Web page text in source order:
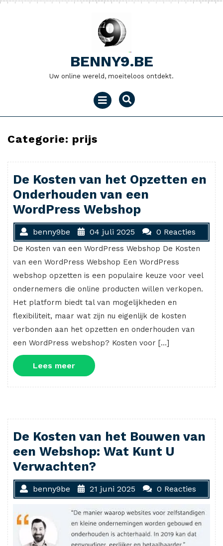
Naar
BENNY9.BE
Uw online wereld, moeiteloos ontdekt.
Menu
openen
Categorie: prijs
De Kosten van het Opzetten en
Onderhouden van een
WordPress Webshop
benny9be 04 juli 2025 0 Reacties
De Kosten van een WordPress Webshop De Kosten
van een WordPress Webshop Een WordPress
webshop opzetten is een populaire keuze voor veel
ondernemers die online producten willen verkopen.
Het platform biedt tal van mogelijkheden en
flexibiliteit, maar wat zijn nu eigenlijk de kosten
verbonden aan het opzetten en onderhouden van
een WordPress webshop? Kosten voor […]
Lees meerLees
meer
De Kosten van het Bouwen van
een Webshop: Wat Kunt U
Verwachten?
benny9be 21 juni 2025 0 Reacties